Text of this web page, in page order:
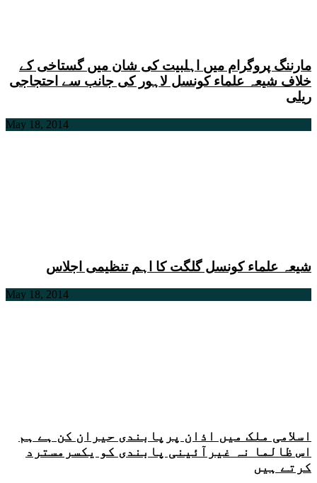
مارننگ پروگرام میں اہلبیت کی شان میں گستاخی کے
خلاف شیعہ علماء کونسل لاہور کی جانب سے احتجاجی
ریلی
May 18, 2014
شیعہ علماء کونسل گلگت کا اہم تنظیمی اجلاس
May 18, 2014
اسلامی ملک میں اذان پرپابندی حیران کن ہے ہم
اس ظالما نہ غیرآئینی پابندی کو یکسرمسترد
کرتے ہیں